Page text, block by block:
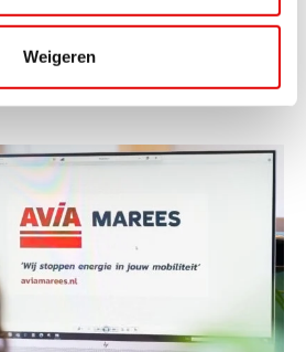
Weigeren
€25 korting bij ViaLuxury Hotels
nachtje...